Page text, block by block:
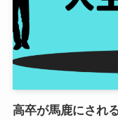
高卒が馬鹿にされ